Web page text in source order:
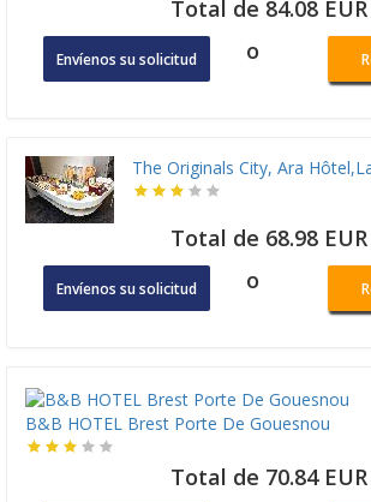
Total de 84.08 EUR
Envíenos su solicitud o
The Originals City, Ara
Total de 68.98 EUR
Envíenos su solicitud o
B&B HOTEL Brest Porte De Gouesnou
Total de 70.84 EUR